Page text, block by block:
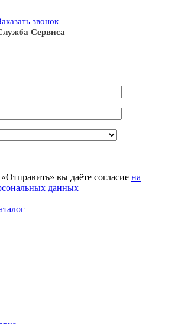
звонок
Сервиса
вы даёте согласие на
данных